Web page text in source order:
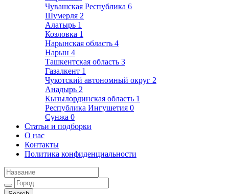
Чувашская Республика 6
Шумерля 2
Алатырь 1
Козловка 1
Нарынская область 4
Нарын 4
Ташкентская область 3
Газалкент 1
Чукотский автономный округ 2
Анадырь 2
Кызылординская область 1
Республика Ингушетия 0
Сунжа 0
Статьи и подборки
О нас
Контакты
Политика конфиденциальности